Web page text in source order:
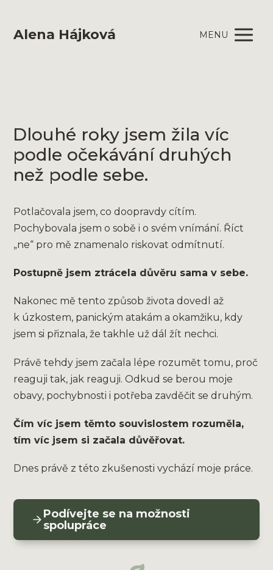
Alena Hájková MENU
Dlouhé roky jsem žila víc
podle očekávání druhých
než podle sebe.
Potlačovala jsem, co doopravdy cítím.
Pochybovala jsem o sobě i o svém vnímání. Říct
„ne“ pro mě znamenalo riskovat odmítnutí.
Postupně jsem ztrácela důvěru sama v sebe.
Nakonec mě tento způsob života dovedl až
k úzkostem, panickým atakám a okamžiku, kdy
jsem si přiznala, že takhle už dál žít nechci.
Právě tehdy jsem začala lépe rozumět tomu, proč
reaguji tak, jak reaguji. Odkud se berou moje
obavy, pochybnosti i potřeba zavděčit se druhým.
Čím víc jsem těmto souvislostem rozuměla,
tím víc jsem si začala důvěřovat.
Dnes právě z této zkušenosti vychází moje práce.
Podívejte se na možnosti
spolupráce